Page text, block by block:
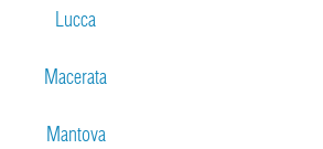
Lucca
Macerata
Mantova